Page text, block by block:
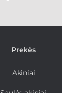
Prekės
Akiniai